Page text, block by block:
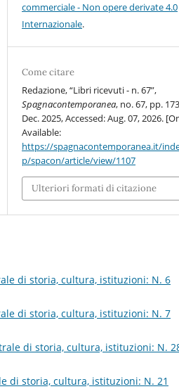
commerciale - Non opere derivate 4.0
Internazionale.
Come citare
Redazione, “Libri ricevuti - n. 67”,
Spagnacontemporanea, no. 67, pp.
Dec. 2025, Accessed: Aug. 07, 2026.
Available:
https://spagnacontemporanea.it/
p/spacon/article/view/1107
Ulteriori formati di citazione
di storia, cultura, istituzioni: N. 6
di storia, cultura, istituzioni: N. 7
di storia, cultura, istituzioni: N.
di storia, cultura, istituzioni: N. 21